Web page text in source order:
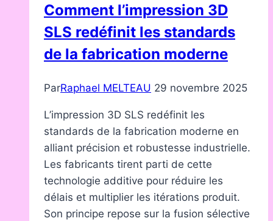
ses
fichiers
Comment l’impression 3D
SLS redéfinit les standards
de la fabrication moderne
ParRaphael MELTEAU 29 novembre 2025
L’impression 3D SLS redéfinit les
standards de la fabrication moderne en
alliant précision et robustesse industrielle.
Les fabricants tirent parti de cette
technologie additive pour réduire les
délais et multiplier les itérations produit.
Son principe repose sur la fusion sélective